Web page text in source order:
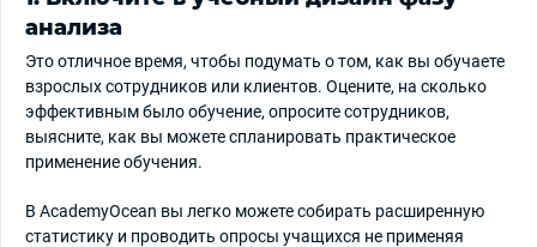
анализа
Это отличное время, чтобы подумать о том, как вы обучаете
взрослых сотрудников или клиентов. Оцените, на сколько
эффективным было обучение, опросите сотрудников,
выясните, как вы можете спланировать практическое
применение обучения.
В AcademyOcean вы легко можете собирать расширенную
статистику и проводить опросы учащихся не применяя